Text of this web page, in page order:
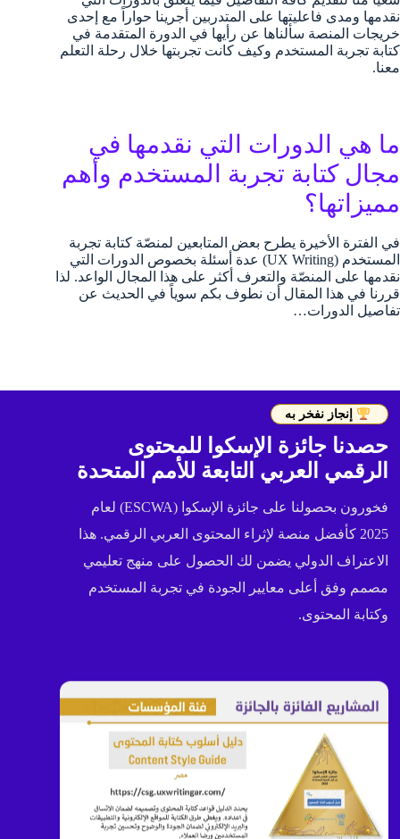
نقدمها ومدى فاعليتها على المتدربين أجرينا حواراً مع إحدى
خريجات المنصة سألناها عن رأيها في الدورة المتقدمة في
كتابة تجربة المستخدم وكيف كانت تجربتها خلال رحلة التعلم
معنا.
ما هي الدورات التي نقدمها في
مجال كتابة تجربة المستخدم وأهم
مميزاتها؟
في الفترة الأخيرة يطرح بعض المتابعين لمنصّة كتابة تجربة
المستخدم (UX Writing) عدة أسئلة بخصوص الدورات التي
نقدمها على المنصّة والتعرف أكثر على هذا المجال الواعد. لذا
قررنا في هذا المقال أن نطوف بكم سوياً في الحديث عن
تفاصيل الدورات…
إنجاز نفخر به
حصدنا جائزة الإسكوا للمحتوى
الرقمي العربي التابعة للأمم المتحدة
فخورون بحصولنا على جائزة الإسكوا (ESCWA) لعام
2025 كأفضل منصة لإثراء المحتوى العربي الرقمي. هذا
الاعتراف الدولي يضمن لك الحصول على منهج تعليمي
مصمم وفق أعلى معايير الجودة في تجربة المستخدم
وكتابة المحتوى.